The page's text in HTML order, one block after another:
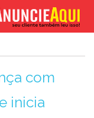
com
inicia